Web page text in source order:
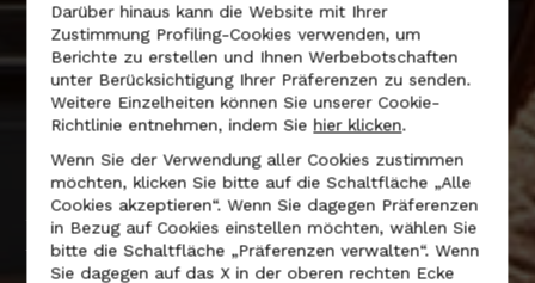
ROSS LOVEGROVE
Darüber hinaus kann die Website mit Ihrer
Zustimmung Profiling-Cookies verwenden, um
Berichte zu erstellen und Ihnen Werbebotschaften
unter Berücksichtigung Ihrer Präferenzen zu senden.
Weitere Einzelheiten können Sie unserer Cookie-
Richtlinie entnehmen, indem Sie hier klicken.
Wenn Sie der Verwendung aller Cookies zustimmen
möchten, klicken Sie bitte auf die Schaltfläche „Alle
Cookies akzeptieren“. Wenn Sie dagegen Präferenzen
in Bezug auf Cookies einstellen möchten, wählen Sie
bitte die Schaltfläche „Präferenzen verwalten“. Wenn
Sie dagegen auf das X in der oberen rechten Ecke